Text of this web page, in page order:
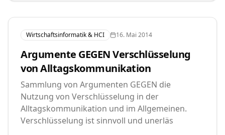
Wirtschaftsinformatik & HCI 16. Mai 2014
Argumente GEGEN Verschlüsselung
von Alltagskommunikation
Sammlung von Argumenten GEGEN die
Nutzung von Verschlüsselung in der
Alltagskommunikation und im Allgemeinen.
Verschlüsselung ist sinnvoll und unerläs